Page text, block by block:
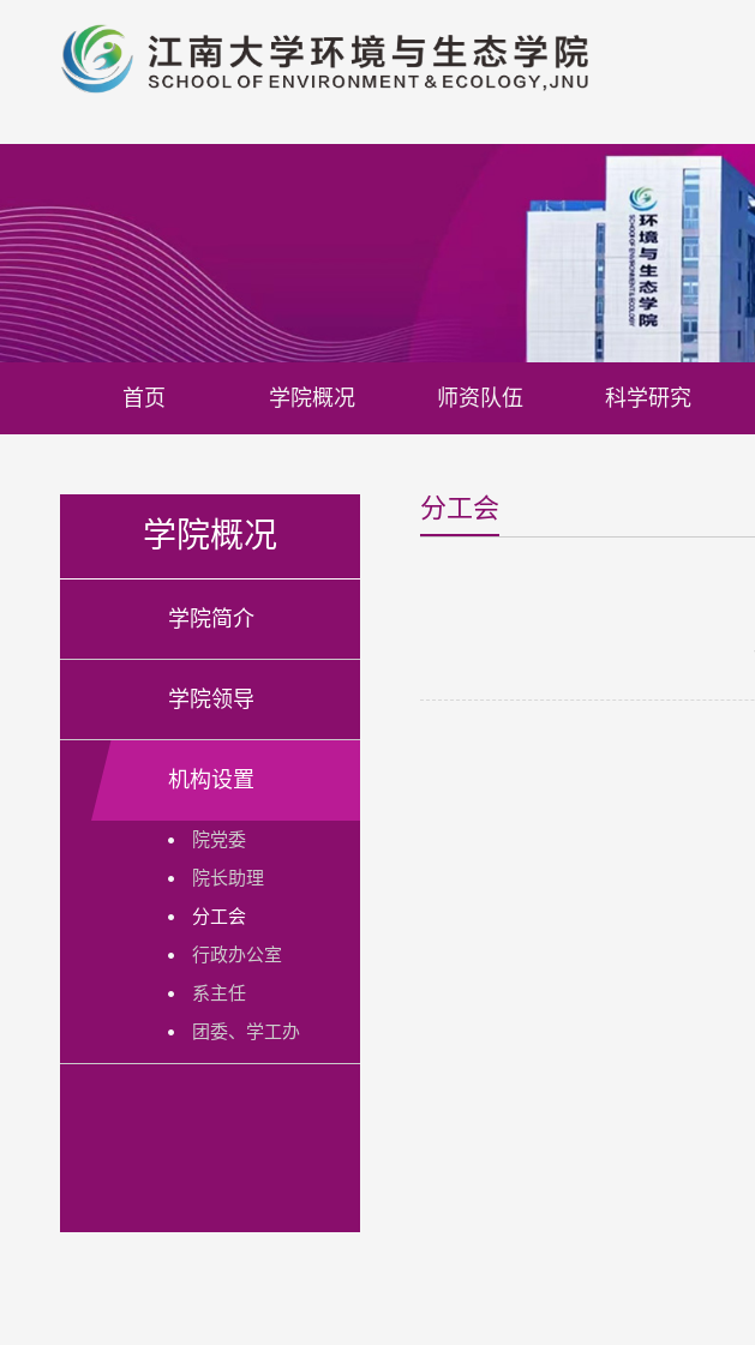
首页 学院概况 师资队伍 科学研究
学院概况
学院简介
学院领导
机构设置
院党委
院长助理
分工会
行政办公室
系主任
团委、学工办
分工会